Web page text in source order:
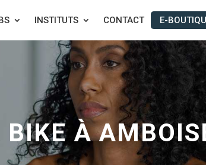
INSTITUTS CONTACT E-
BIKE À